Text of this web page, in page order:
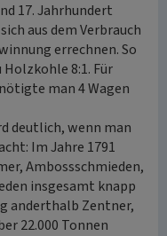
17. Jahrhundert
aus dem Verbrauch
errechnen. So
8:1. Für
man 4 Wagen
deutlich, wenn man
Im Jahre 1791
Ambossschmieden,
insgesamt knapp
anderthalb Zentner,
22.000 Tonnen